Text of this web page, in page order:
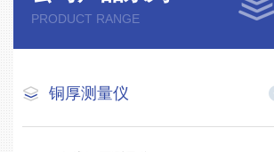
PRODUCT RANGE
铜厚测量仪